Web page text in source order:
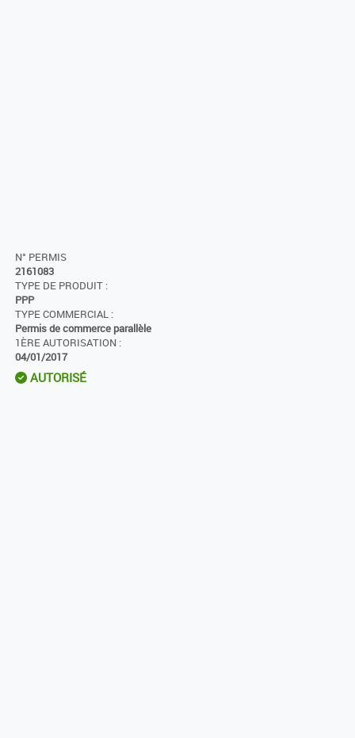
N° PERMIS
2161083
TYPE DE PRODUIT :
PPP
TYPE COMMERCIAL :
Permis de commerce parallèle
1ÈRE AUTORISATION :
04/01/2017
AUTORISÉ